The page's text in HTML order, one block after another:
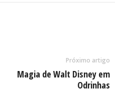
Próximo artigo
Magia de Walt Disney em
Odrinhas